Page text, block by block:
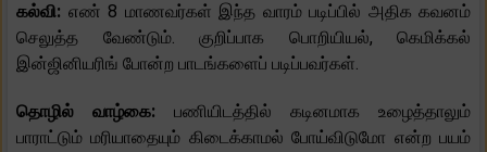
கல்வி: எண் 8 மாணவர்கள் இந்த வாரம் படிப்பில் அதிக கவனம்
செலுத்த வேண்டும். குறிப்பாக பொறியியல், கெமிக்கல்
இன்ஜினியரிங் போன்ற பாடங்களைப் படிப்பவர்கள்.
தொழில் வாழ்கை: பணியிடத்தில் கடினமாக உழைத்தாலும்
பாராட்டும் மரியாதையும் கிடைக்காமல் போய்விடுமோ என்ற பயம்